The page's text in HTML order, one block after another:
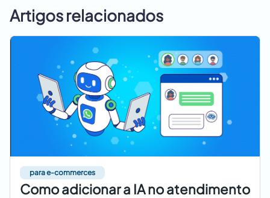
Artigos relacionados
para e-commerces
Como adicionar a IA no atendimento